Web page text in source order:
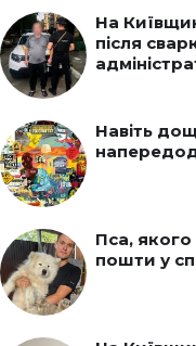
На
після
Навіть
Пса, якого
пошти у